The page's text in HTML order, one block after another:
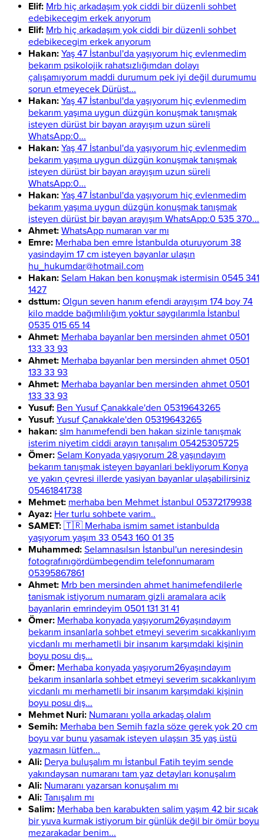
Elif: Mrb hiç arkadaşım yok ciddi bir düzenli sohbet
edebikecegim erkek arıyorum
Elif: Mrb hiç arkadaşım yok ciddi bir düzenli sohbet
edebikecegim erkek arıyorum
Hakan: Yaş 47 İstanbul'da yaşıyorum hiç evlenmedim
bekarım psikolojik rahatsızlığımdan dolayı
çalışamıyorum maddi durumum pek iyi değil durumumu
sorun etmeyecek Dürüst...
Hakan: Yaş 47 İstanbul'da yaşıyorum hiç evlenmedim
bekarım yaşıma uygun düzgün konuşmak tanışmak
isteyen dürüst bir bayan arayışım uzun süreli
WhatsApp:0...
Hakan: Yaş 47 İstanbul'da yaşıyorum hiç evlenmedim
bekarım yaşıma uygun düzgün konuşmak tanışmak
isteyen dürüst bir bayan arayışım uzun süreli
WhatsApp:0...
Hakan: Yaş 47 İstanbul'da yaşıyorum hiç evlenmedim
bekarım yaşıma uygun düzgün konuşmak tanışmak
isteyen dürüst bir bayan arayışım WhatsApp:0 535 370...
Ahmet: WhatsApp numaran var mı
Emre: Merhaba ben emre İstanbulda oturuyorum 38
yasindayim 17 cm isteyen bayanlar ulaşın
hu_hukumdar@hotmail.com
Hakan: Selam Hakan ben konuşmak istermisin 0545 341
1427
dsttum: Olgun seven hanım efendi arayışım 174 boy 74
kilo madde bağımlılığım yoktur saygılarımla İstanbul
0535 015 65 14
Ahmet: Merhaba bayanlar ben mersinden ahmet 0501
133 33 93
Ahmet: Merhaba bayanlar ben mersinden ahmet 0501
133 33 93
Ahmet: Merhaba bayanlar ben mersinden ahmet 0501
133 33 93
Yusuf: Ben Yusuf Çanakkale'den 05319643265
Yusuf: Yusuf Çanakkale'den 05319643265
hakan: slm hanımefendi ben hakan sizinle tanışmak
isterim niyetim ciddi arayın tanışalım 05425305725
Ömer: Selam Konyada yaşıyorum 28 yaşındayım
bekarım tanışmak isteyen bayanlari bekliyorum Konya
ve yakın çevresi illerde yasiyan bayanlar ulaşabilirsiniz
05461841738
Mehmet: merhaba ben Mehmet İstanbul 05372179938
Ayaz: Her turlu sohbete varim..
SAMET: 🇹🇷 Merhaba ismim samet istanbulda
yaşıyorum yaşım 33 0543 160 01 35
Muhammed: Selamnasılsın İstanbul'un neresindesin
fotografınıgördümbegendim telefonnumaram
05395867861
Ahmet: Mrb ben mersinden ahmet hanimefendilerle
tanismak istiyorum numaram gizli aramalara acik
bayanlarin emrindeyim 0501 131 31 41
Ömer: Merhaba konyada yaşıyorum26yaşındayım
bekarım insanlarla sohbet etmeyi severim sıcakkanlıyım
vicdanlı mı merhametli bir insanım karşımdaki kişinin
boyu posu dış...
Ömer: Merhaba konyada yaşıyorum26yaşındayım
bekarım insanlarla sohbet etmeyi severim sıcakkanlıyım
vicdanlı mı merhametli bir insanım karşımdaki kişinin
boyu posu dış...
Mehmet Nuri: Numaranı yolla arkadaş olalım
Semih: Merhaba ben Semih fazla söze gerek yok 20 cm
boyu var bunu yasamak isteyen ulaşsın 35 yaş üstü
yazmasın lütfen...
Ali: Derya buluşalım mı İstanbul Fatih teyim sende
yakındaysan numaranı tam yaz detayları konuşalım
Ali: Numaranı yazarsan konuşalım mı
Ali: Tanışalım mı
Salim: Merhaba ben karabukten salim yaşım 42 bir sıcak
bir yuva kurmak istiyorum bir günlük değil bir ömür boyu
mezarakadar benim...